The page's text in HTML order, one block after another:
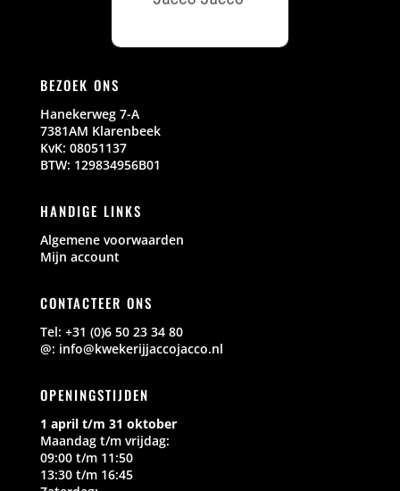
BEZOEK ONS
Hanekerweg 7-A
7381AM Klarenbeek
KvK: 08051137
BTW: 129834956B01
HANDIGE LINKS
Algemene voorwaarden
Mijn account
CONTACTEER ONS
Tel: +31 (0)6 50 23 34 80
@: info@kwekerijjaccojacco.nl
OPENINGSTIJDEN
1 april t/m 31 oktober
Maandag t/m vrijdag:
09:00 t/m 11:50
13:30 t/m 16:45